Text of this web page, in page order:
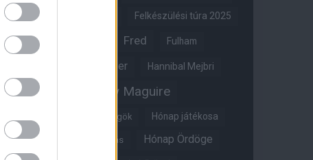
Felkészülési túra 2024 Felkészülési túra 2025
Felkészülési túra 2026 Fred Fulham
Glazer Hannibal Mejbri
Harry Amass Harry Maguire
Híres magyar Vörös Ördögök Hónap játékosa
Hónap legjobbja szavazás Hónap Ördöge